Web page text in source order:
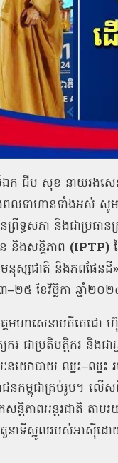
ក ជីម សុខ នាយរងសេ
លទាហានទាំងអស់ សូម
ព្រឹទ្ធសភា និងជាប្រធាន
និងសន្តិភាព (IPTP)
មនុស្សជាតិ និងភពផែនដី»
–២៥ ខែវិច្ឆិកា ឆ្នាំ២០
គ្គមហាសេនាបតីតេជោ
ករ ជាប្រតិបត្តិករ និងជា
ៈនយោបាយ ឈ្នះ–ឈ្នះ
កម្ពុជាគ្រប់រូប។ លើស
ន្តិភាពអន្តរជាតិ តាមរ
តួនាទីស្នូលរបស់អាស៊ីដោ